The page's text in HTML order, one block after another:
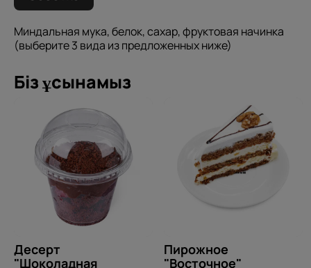
Миндальная мука, белок, сахар, фруктовая начинка
(выберите 3 вида из предложенных ниже)
Біз ұсынамыз
Десерт
"Шоколадная
Пирожное
"Восточное"